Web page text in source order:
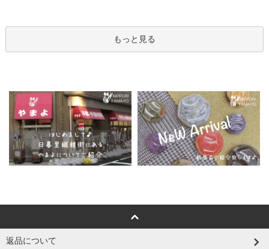
もっと見る
返品について